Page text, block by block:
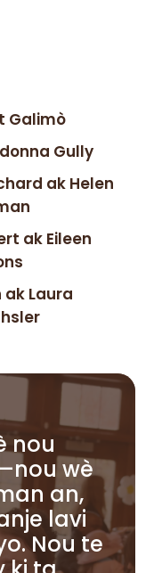
Galimò
Gully
ak Helen
ak Eileen
ak Laura
nou
wè
an,
lavi
Nou te